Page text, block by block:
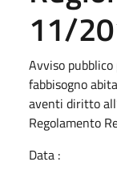
11/
Avviso pubblico
fabbisogno
aventi diritto
Regolamento
Data :